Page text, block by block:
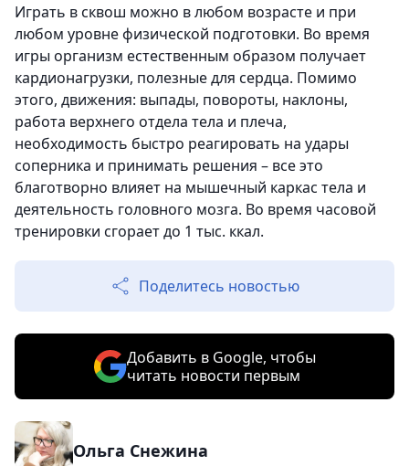
Играть в сквош можно в любом возрасте и при
любом уровне физической подготовки. Во время
игры организм естественным образом получает
кардионагрузки, полезные для сердца. Помимо
этого, движения: выпады, повороты, наклоны,
работа верхнего отдела тела и плеча,
необходимость быстро реагировать на удары
соперника и принимать решения – все это
благотворно влияет на мышечный каркас тела и
деятельность головного мозга. Во время часовой
тренировки сгорает до 1 тыс. ккал.
Поделитесь новостью
Добавить в Google, чтобы
читать новости первым
Ольга Снежина